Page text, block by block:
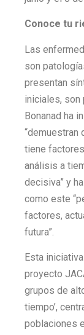
Conoce tu
Las
son
presentan
iniciales, son
Bonanad ha
“demuestran
tiene
análisis a
decisiva” y
como este
factores,
futura”.
Esta
proyecto
grupos de
tiempo’,
poblaciones